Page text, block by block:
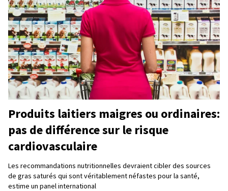
Produits laitiers maigres ou ordinaires:
pas de différence sur le risque
cardiovasculaire
Les recommandations nutritionnelles devraient cibler des sources
de gras saturés qui sont véritablement néfastes pour la santé,
estime un panel international